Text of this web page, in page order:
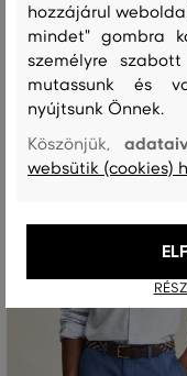
hozzájárul
mindet" gombra
személyre
mutassunk és
nyújtsunk Önnek.
Köszönjük,
websütik (cookies)